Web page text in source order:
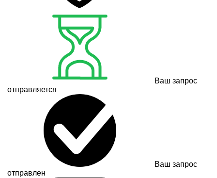
Ваш запрос
отправляется
Ваш запрос
отправлен